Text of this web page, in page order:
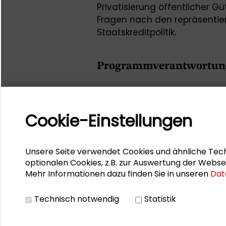
Privatisierung öffentlicher
Fragen nach den
Staatskreditpolitik.
Dr. Marc Buggeln,
Dr. Sebastian Huhnholz,
Politische Wissenschaft,
Dr. Tobias Robischon,
stiftung.de
Fakultät
Cookie-Einstellungen
Unsere Seite verwendet Cookies und ähnliche
optionalen Cookies, z.B. zur Auswertung der
Mehr Informationen dazu finden Sie in unseren
Technisch notwendig Statistik